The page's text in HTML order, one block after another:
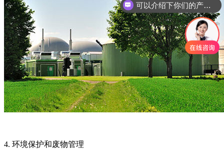
4. 环境保护和废物管理
可以介绍下你们的产品么？